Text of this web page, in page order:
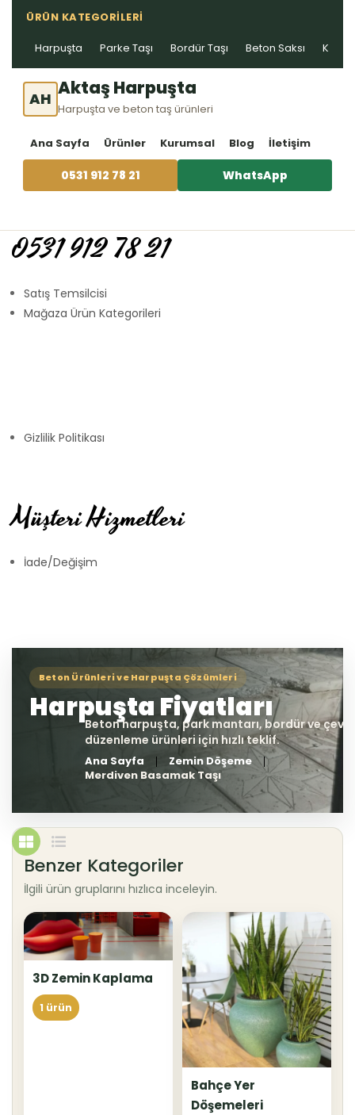
ÜRÜN KATEGORILERI
Harpuşta Parke Taşı Bordür Taşı Beton Saksı Kablo
AH Aktaş Harpuşta
Harpuşta ve beton taş ürünleri
Ana Sayfa Ürünler Kurumsal Blog İletişim
0531 912 78 21 WhatsApp
0531 912 78 21
Satış Temsilcisi
Mağaza Ürün Kategorileri
Gizlilik Politikası
Müşteri Hizmetleri
İade/Değişim
Ana Sayfa
Zemin Döşeme
Merdiven Basamak Taşı
Benzer Kategoriler
İlgili ürün gruplarını hızlıca inceleyin.
3D Zemin Kaplama
1 ürün
Bahçe Yer
Döşemeleri